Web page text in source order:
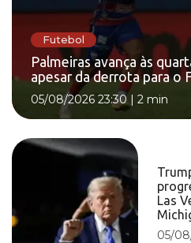
Futebol
Palmeiras avança às
apesar da derrota para o
05/08/2026 23:30| 2 min
Las
05/